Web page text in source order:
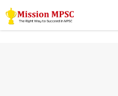
Skip
to